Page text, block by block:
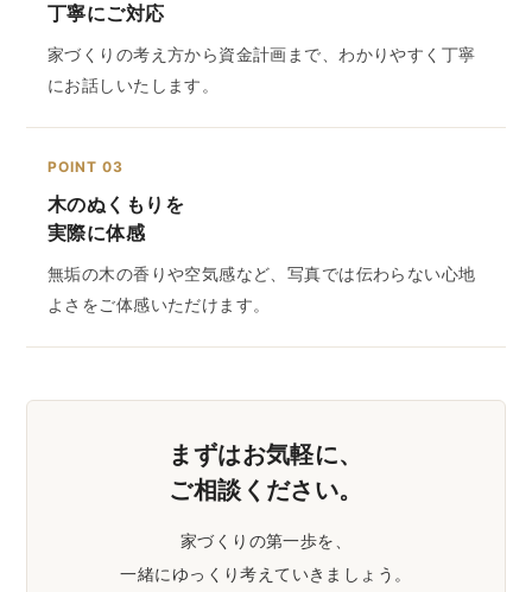
丁寧にご対応
家づくりの考え方から資金計画まで、わかりやすく丁寧
にお話しいたします。
POINT 03
木のぬくもりを
実際に体感
無垢の木の香りや空気感など、写真では伝わらない心地
よさをご体感いただけます。
まずはお気軽に、
ご相談ください。
家づくりの第一歩を、
一緒にゆっくり考えていきましょう。